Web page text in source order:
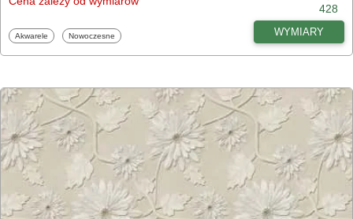
428
Fototapety
Akwarele Fototapety
Nowoczesne WYMIARY